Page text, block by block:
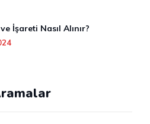
İşareti Nasıl Alınır?